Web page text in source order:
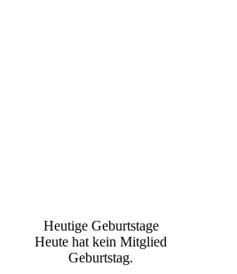
Heutige Geburtstage
Heute hat kein Mitglied
Geburtstag.